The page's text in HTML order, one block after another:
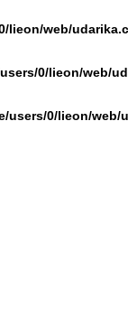
lieon/web/
0/lieon/web/
users/0/lieon/